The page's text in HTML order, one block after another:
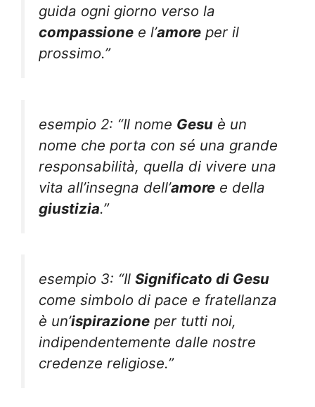
guida ogni giorno verso la
compassione e l’amore per il
prossimo.”
esempio 2: “Il nome Gesu è un
nome che porta con sé una grande
responsabilità, quella di vivere una
vita all’insegna dell’amore e della
giustizia.”
esempio 3: “Il Significato di Gesu
come simbolo di pace e fratellanza
è un’ispirazione per tutti noi,
indipendentemente dalle nostre
credenze religiose.”